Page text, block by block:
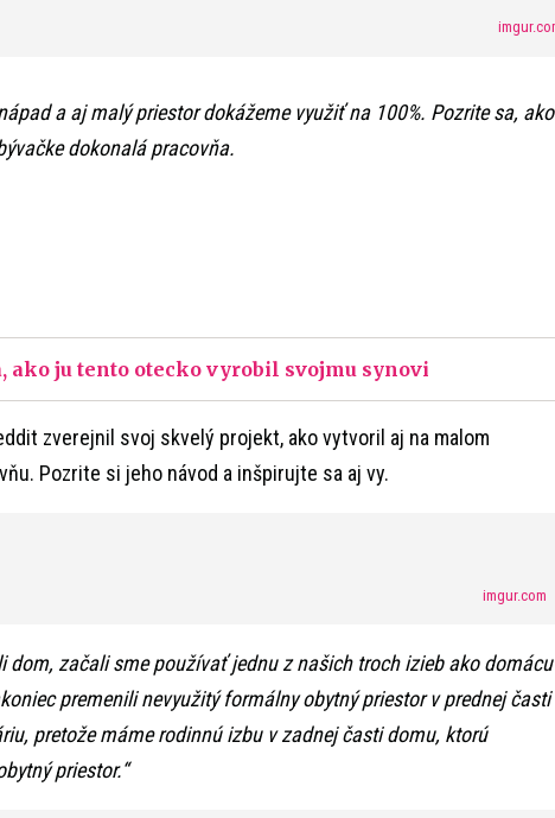
a aj malý priestor dokážeme využiť na 100%. Pozrite sa, ako
dokonalá pracovňa.
ako ju tento otecko vyrobil svojmu synovi
zverejnil svoj skvelý projekt, ako vytvoril aj na malom
Pozrite si jeho návod a inšpirujte sa aj vy.
imgur.com
dom, začali sme používať jednu z našich troch izieb ako domácu
premenili nevyužitý formálny obytný priestor v prednej časti
pretože máme rodinnú izbu v zadnej časti domu, ktorú
priestor.“